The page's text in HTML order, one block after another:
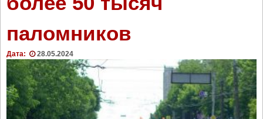
е
р
о
ш
е
л
X
I
паломников
Дата: 28.05.2024